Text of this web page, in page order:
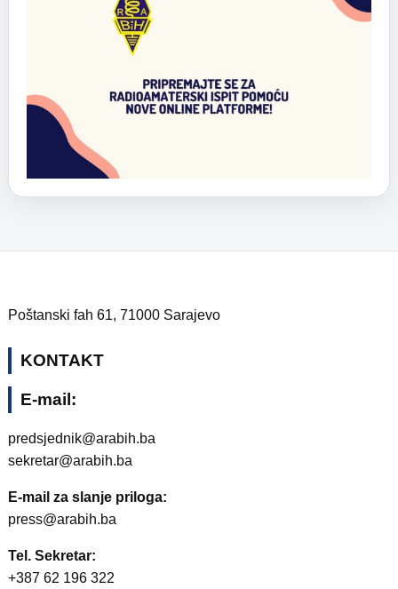
Poštanski fah 61, 71000 Sarajevo
KONTAKT
E-mail:
predsjednik@arabih.ba
sekretar@arabih.ba
E-mail za slanje priloga:
press@arabih.ba
Tel. Sekretar:
+387 62 196 322